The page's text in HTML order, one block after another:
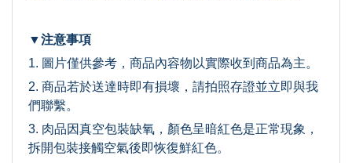
▼注意事項
1. 圖片僅供參考，商品內容物以實際收到商品為主。
2. 商品若於送達時即有損壞，請拍照存證並立即與我
們聯繫。
3. 肉品因真空包裝缺氧，顏色呈暗紅色是正常現象，
拆開包裝接觸空氣後即恢復鮮紅色。